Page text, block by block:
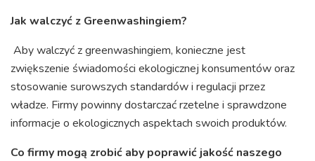
Jak walczyć z Greenwashingiem?
Aby walczyć z greenwashingiem, konieczne jest
zwiększenie świadomości ekologicznej konsumentów oraz
stosowanie surowszych standardów i regulacji przez
władze. Firmy powinny dostarczać rzetelne i sprawdzone
informacje o ekologicznych aspektach swoich produktów.
Co firmy mogą zrobić aby poprawić jakość naszego